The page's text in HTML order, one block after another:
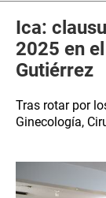
Ica:
2025 en
Gutiérrez
Tras rotar por
Ginecología,